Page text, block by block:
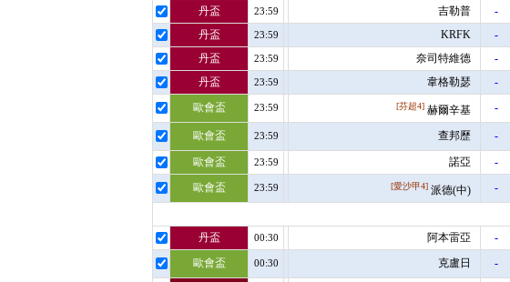
丹盃
23:59 吉勒普 -
丹盃
23:59 KRFK -
丹盃
23:59 奈司特維德 -
丹盃
23:59 韋格勒瑟 -
歐會盃
23:59 [芬超4] 赫爾辛基 -
歐會盃 23:59 查邦歷 -
歐會盃 23:59 諾亞 -
歐會盃
23:59 [愛沙甲4] 派德(中) -
丹盃
00:30 阿本雷亞 -
歐會盃
00:30 克盧日 -